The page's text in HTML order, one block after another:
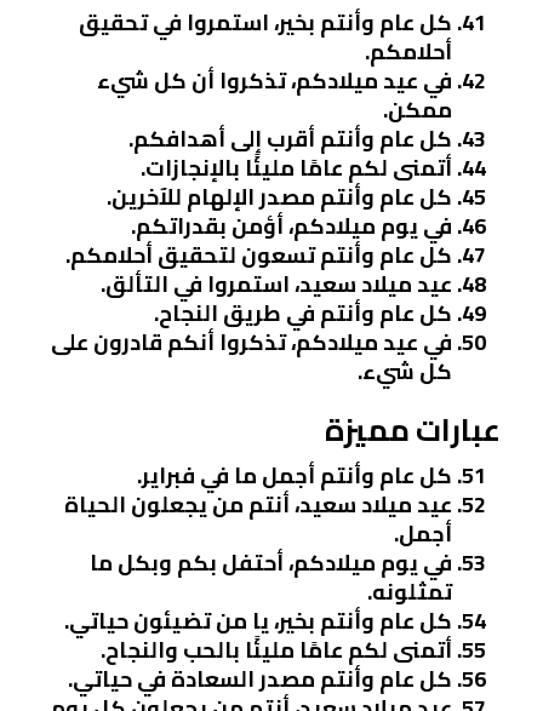
كل عام وأنتم بخير، استمروا في تحقيق
أحلامكم.
في عيد ميلادكم، تذكروا أن كل شيء
ممكن.
كل عام وأنتم أقرب إلى أهدافكم.
أتمنى لكم عامًا مليئًا بالإنجازات.
كل عام وأنتم مصدر الإلهام للآخرين.
في يوم ميلادكم، أؤمن بقدراتكم.
كل عام وأنتم تسعون لتحقيق أحلامكم.
عيد ميلاد سعيد، استمروا في التألق.
كل عام وأنتم في طريق النجاح.
في عيد ميلادكم، تذكروا أنكم قادرون على
كل شيء.
عبارات مميزة
كل عام وأنتم أجمل ما في فبراير.
عيد ميلاد سعيد، أنتم من يجعلون الحياة
أجمل.
في يوم ميلادكم، أحتفل بكم وبكل ما
تمثلونه.
كل عام وأنتم بخير، يا من تضيئون حياتي.
أتمنى لكم عامًا مليئًا بالحب والنجاح.
كل عام وأنتم مصدر السعادة في حياتي.